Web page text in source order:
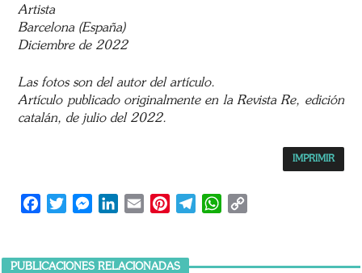
Artista
Barcelona (España)
Diciembre de 2022
Las fotos son del autor del artículo.
Artículo publicado originalmente en la Revista Re, edición
catalán, de julio del 2022.
IMPRIMIR
FacebookTwitterMessengerLinkedIn
Email PinterestTelegramWhatsApp
PUBLICACIONES RELACIONADAS